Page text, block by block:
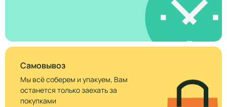
Самовывоз
Мы всё соберем и упакуем, Вам
останется только заехать за
покупками